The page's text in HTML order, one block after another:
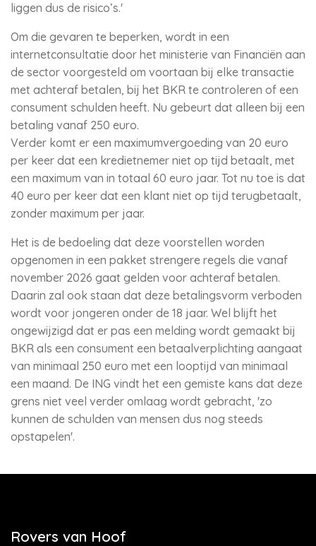
liggen dus de risico’s.'
Om die gevaren te beperken, wordt in een
internetconsultatie door het ministerie van Financiën aan
de sector voorgesteld om voortaan bij elke transactie
met achteraf betalen, bij het BKR te controleren of een
consument schulden heeft. Nu gebeurt dat alleen bij een
betaling vanaf 250 euro.
Verder komt er een maximumvergoeding van 20 euro
per keer dat een kredietnemer niet op tijd betaalt, met
een maximum van in totaal 60 euro jaar. Tot nu toe is dat
40 euro per keer dat een klant niet op tijd terugbetaalt,
zonder maximum per jaar.
Het is de bedoeling dat deze voorstellen worden
opgenomen in een pakket strengere regels die vanaf
november 2026 gaat gelden voor achteraf betalen.
Daarin zal ook staan dat deze betalingsvorm verboden
wordt voor jongeren onder de 18 jaar. Wel blijft het
ongewijzigd dat er pas een melding wordt gemaakt bij
BKR als een consument een betaalverplichting aangaat
van minimaal 250 euro met een looptijd van minimaal
een maand. De ING vindt het een gemiste kans dat deze
grens niet veel verder omlaag wordt gebracht, 'zo
kunnen de schulden van mensen dus nog steeds
opstapelen'.
Rovers van Hoof